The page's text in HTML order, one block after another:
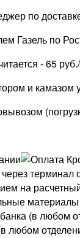
по
Газель по
- 65
и
терминал
на
(в любом
любом